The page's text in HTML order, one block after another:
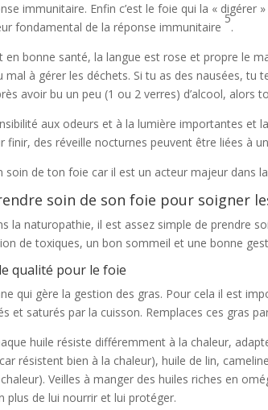
immunitaire. Enfin c’est le foie qui la « digérer
fondamental de la réponse immunitaire
5
.
en bonne santé, la langue est rose et propre le
à gérer les déchets. Si tu as des nausées, tu
avoir bu un peu (1 ou 2 verres) d’alcool, alors
aux odeurs et à la lumière importantes et
finir, des réveille nocturnes peuvent être liées à
soin de ton foie car il est un acteur majeur dans
soin de son foie pour soigner
la naturopathie, il est assez simple de prendre
de toxiques, un bon sommeil et une bonne
qualité pour le foie
qui gère la gestion des gras. Pour cela il est
et saturés par la cuisson. Remplaces ces gras
huile résiste différemment à la chaleur,
résistent bien à la chaleur), huile de lin,
Veilles à manger des huiles riches en
plus de lui nourrir et lui protéger.